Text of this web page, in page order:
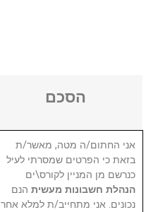
הסכם
אני החתום/ה מטה, מאשר/ת
בזאת כי הפרטים שמסרתי לעיל
כנרשם מן המניין לקורס\ים
הנהלת חשבונות מעשית הנם
נכונים. אני מתחייב/ת למלא אחר